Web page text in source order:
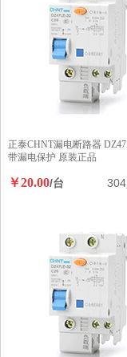
正泰CHNT漏电断路器
带漏电保护 原装正品
￥20.00/台 304